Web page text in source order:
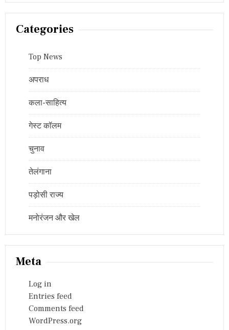
Categories
Top News
अपराध
कला-साहित्य
गेस्ट कॉलम
चुनाव
तेलंगाना
पड़ोसी राज्य
मनोरंजन और खेल
Meta
Log in
Entries feed
Comments feed
WordPress.org